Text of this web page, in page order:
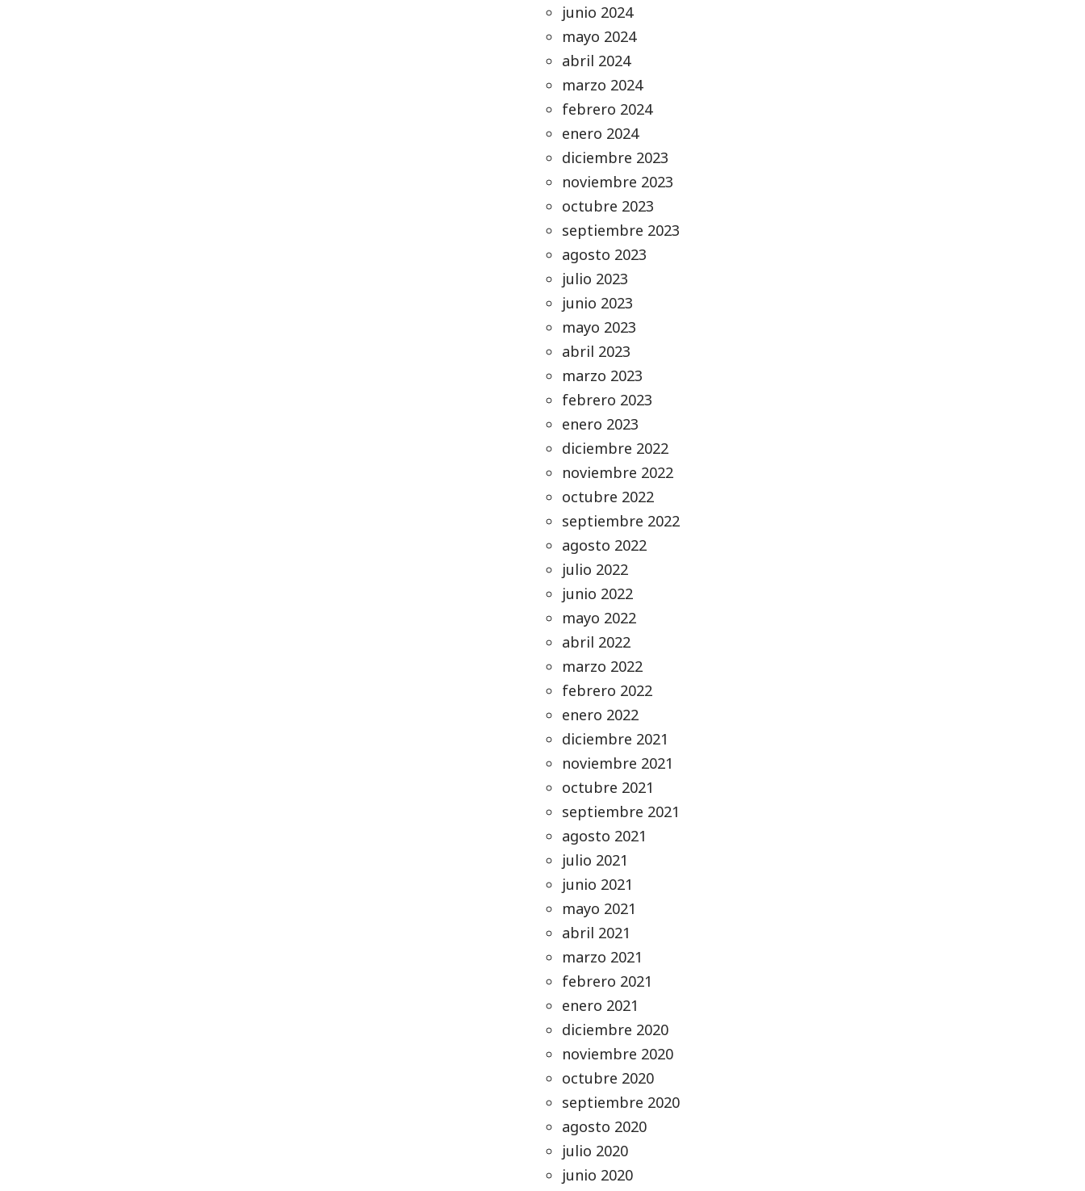
junio 2024
mayo 2024
abril 2024
marzo 2024
febrero 2024
enero 2024
diciembre 2023
noviembre 2023
octubre 2023
septiembre 2023
agosto 2023
julio 2023
junio 2023
mayo 2023
abril 2023
marzo 2023
febrero 2023
enero 2023
diciembre 2022
noviembre 2022
octubre 2022
septiembre 2022
agosto 2022
julio 2022
junio 2022
mayo 2022
abril 2022
marzo 2022
febrero 2022
enero 2022
diciembre 2021
noviembre 2021
octubre 2021
septiembre 2021
agosto 2021
julio 2021
junio 2021
mayo 2021
abril 2021
marzo 2021
febrero 2021
enero 2021
diciembre 2020
noviembre 2020
octubre 2020
septiembre 2020
agosto 2020
julio 2020
junio 2020